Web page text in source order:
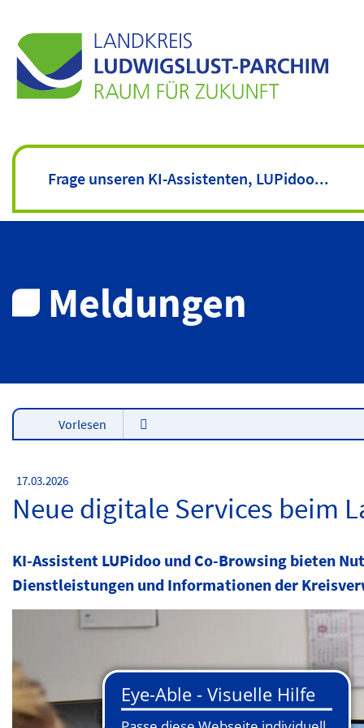
Meldungen
Vorlesen
17.03.2026
Neue digitale Services beim
KI-Assistent LUPidoo und Co-Browsing bieten
Dienstleistungen und Informationen der